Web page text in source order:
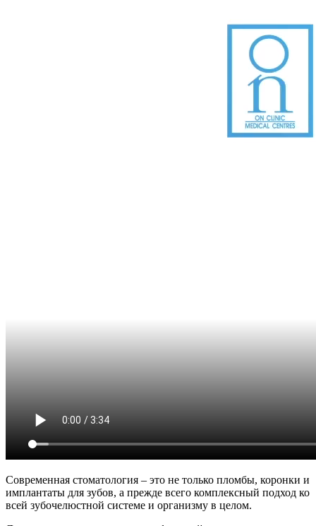
Современная стоматология – это не только пломбы, коронки и
имплантаты для зубов, а прежде всего комплексный подход ко
всей зубочелюстной системе и организму в целом.